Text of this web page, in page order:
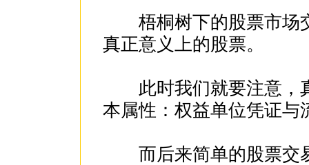
梧桐树下的股票市场
真正意义上的股票。
此时我们就要注意，
本属性：权益单位凭证与
而后来简单的股票交